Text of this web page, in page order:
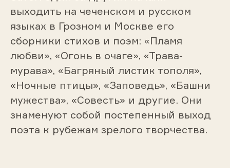
выходить на чеченском и русском
языках в Грозном и Москве его
сборники стихов и поэм: «Пламя
любви», «Огонь в очаге», «Трава-
мурава», «Багряный листик тополя»,
«Ночные птицы», «Заповедь», «Башни
мужества», «Совесть» и другие. Они
знаменуют собой постепенный выход
поэта к рубежам зрелого творчества.